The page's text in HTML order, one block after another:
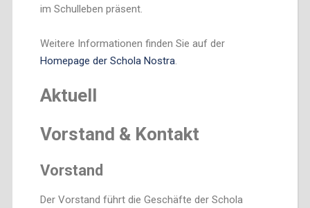
im Schulleben präsent.
Weitere Informationen finden Sie auf der
Homepage der Schola Nostra.
Aktuell
Vorstand & Kontakt
Vorstand
Der Vorstand führt die Geschäfte der Schola